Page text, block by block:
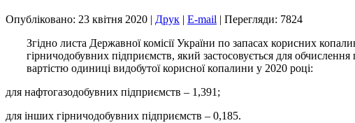
Опубліковано: 23 квітня 2020 | Друк | E-mail | Перегляди: 7824
Згідно листа Державної комісії України по запасах корисних
гірничодобувних підприємств, який застосовується для
вартістю одиниці видобутої корисної копалини у 2020 році:
для нафтогазодобувних підприємств – 1,391;
для інших гірничодобувних підприємств – 0,185.